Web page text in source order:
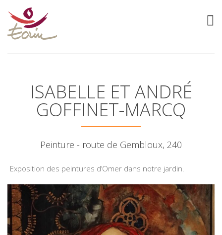
ISABELLE ET ANDRÉ
GOFFINET-MARCQ
Peinture - route de Gembloux, 240
Exposition des peintures d’Omer dans notre jardin.